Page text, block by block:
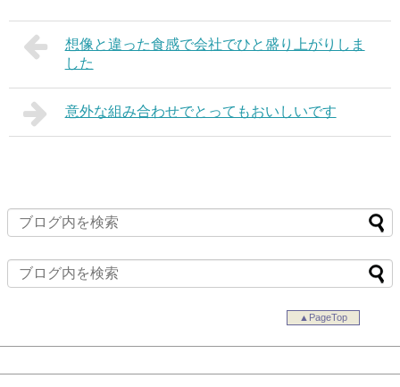
想像と違った食感で会社でひと盛り上がりしま
した
意外な組み合わせでとってもおいしいです
▲PageTop